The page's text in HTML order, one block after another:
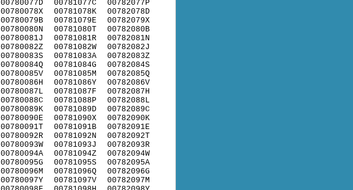
00780077D
00780078X
00780079B
00780080N
00780081J
00780082Z
00780083S
00780084Q
00780085V
00780086H
00780087L
00780088C
00780089K
00780090E
00780091T
00780092R
00780093W
00780094A
00780095G
00780096M
00780097Y
00781077C
00781078K
00781079E
00781080T
00781081R
00781082W
00781083A
00781084G
00781085M
00781086Y
00781087F
00781088P
00781089D
00781090X
00781091B
00781092N
00781093J
00781094Z
00781095S
00781096Q
00781097V
00782077P
00782078D
00782079X
00782080B
00782081N
00782082J
00782083Z
00782084S
00782085Q
00782086V
00782087H
00782088L
00782089C
00782090K
00782091E
00782092T
00782093R
00782094W
00782095A
00782096G
00782097M